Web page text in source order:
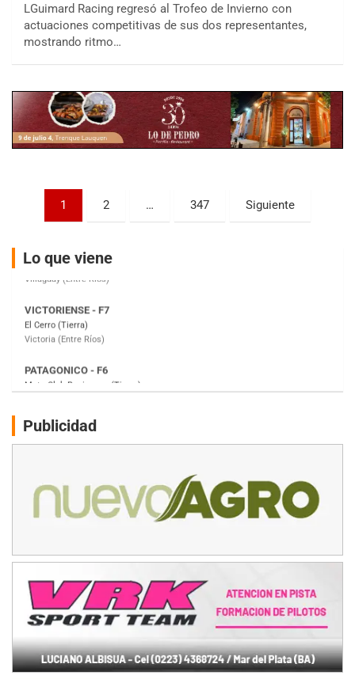
LGuimard Racing regresó al Trofeo de Invierno con
actuaciones competitivas de sus dos representantes,
mostrando ritmo…
Paginación
entradas
1 2 … 347 Siguiente
Lo que viene
COBERTURA ESPECIAL DE E-KART.COM.AR
08/09-AGO
KDO - F6
Ciudad de Trenque Lauquen (Asfalto)
Trenque Lauquen (Buenos Aires)
Parque de la Velocidad (Asfalto)
Villaguay (Entre Ríos)
El Cerro (Tierra)
Victoria (Entre Ríos)
Moto Club Reginense (Tierra)
Gral. E. Godoy (Río Negro)
Juventud Unida (Tierra)
Humboldt (Santa Fe)
Ciudad de Avellaneda (Asfalto)
Avellaneda (Santa Fe)
José Samuel Sánchez (Tierra)
Rufino (Santa Fe)
El Timbó (Tucumán)
COBERTURA ESPECIAL DE E-KART.COM.AR
08/09-AGO
Ramiro Tot (Asfalto)
Baradero (Buenos Aires)
Publicidad